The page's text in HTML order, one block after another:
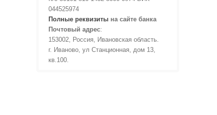
044525974
Полные реквизитына сайте банка
Почтовый адрес:
153002, Россия, Ивановская область.
г. Иваново, ул Станционная, дом 13,
кв.100.